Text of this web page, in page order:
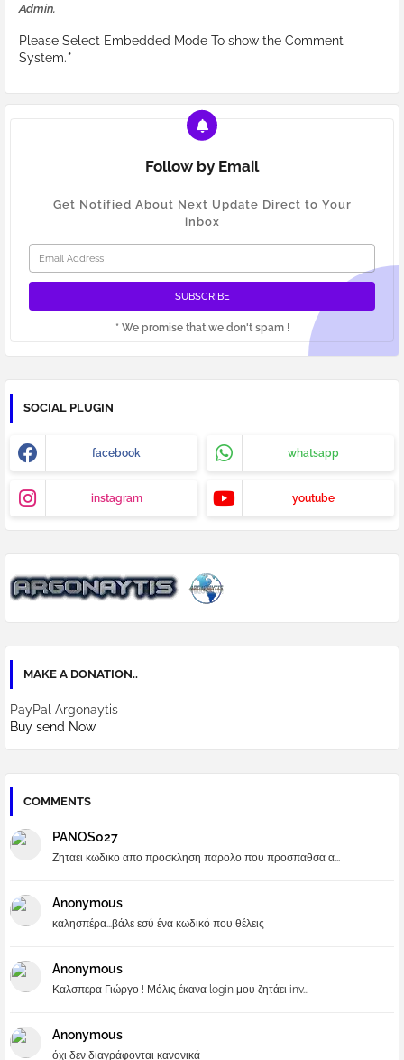
Admin.
Please Select Embedded Mode To show the Comment
System.*
Follow by Email
Get Notified About Next Update Direct to Your
inbox
* We promise that we don't spam !
SOCIAL PLUGIN
facebook whatsapp
instagram youtube
MAKE A DONATION..
PayPal Argonaytis
Buy send Now
COMMENTS
PANOS027
Ζηταει κωδικο απο προσκληση παρολο που προσπαθσα α...
Anonymous
καλησπέρα...βάλε εσύ ένα κωδικό που θέλεις
Anonymous
Καλσπερα Γιώργο ! Μόλις έκανα login μου ζητάει inv...
Anonymous
όχι δεν διαγράφονται κανονικά